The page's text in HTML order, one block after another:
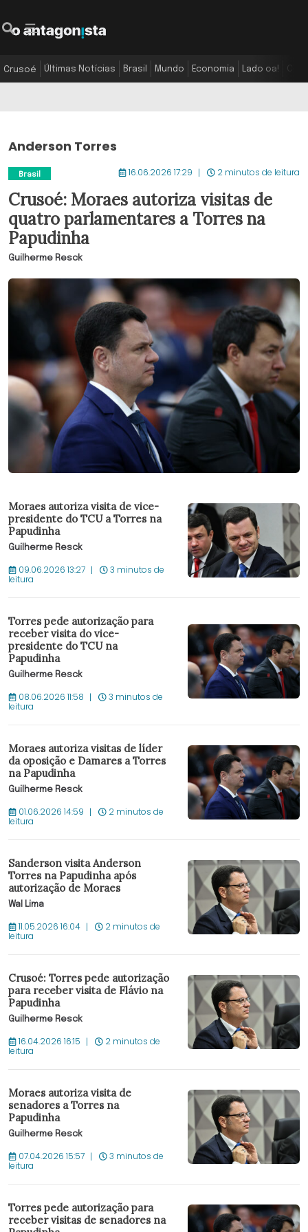
Crusoé Últimas Notícias Brasil Mundo Economia Lado oa!
Anderson Torres
Brasil 16.06.2026 17:29 2 minutos de leitura
Crusoé: Moraes autoriza visitas de
quatro parlamentares a Torres na
Papudinha
Guilherme Resck
Moraes autoriza visita de vice-
presidente do TCU a Torres na
Papudinha
Guilherme Resck
09.06.2026 13:27 3 minutos de
leitura
Torres pede autorização para
receber visita do vice-
presidente do TCU na
Papudinha
Guilherme Resck
08.06.2026 11:58 3 minutos de
leitura
Moraes autoriza visitas de líder
da oposição e Damares a Torres
na Papudinha
Guilherme Resck
01.06.2026 14:59 2 minutos de
leitura
Sanderson visita Anderson
Torres na Papudinha após
autorização de Moraes
Wal Lima
11.05.2026 16:04 2 minutos de
leitura
Crusoé: Torres pede autorização
para receber visita de Flávio na
Papudinha
Guilherme Resck
16.04.2026 16:15 2 minutos de
leitura
Moraes autoriza visita de
senadores a Torres na
Papudinha
Guilherme Resck
07.04.2026 15:57 3 minutos de
leitura
Torres pede autorização para
receber visitas de senadores na